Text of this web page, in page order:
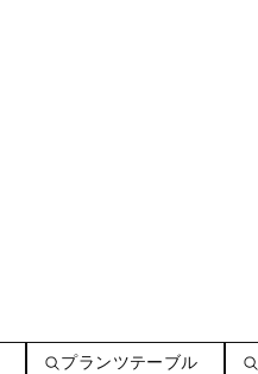
プランツテーブル